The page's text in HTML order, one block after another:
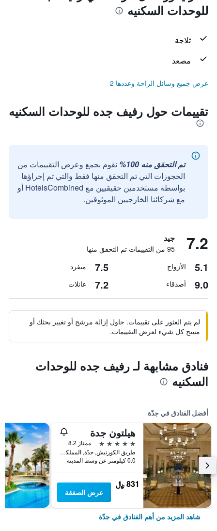
للوحدات السكنيه
ثلاجة
مصعد
عرض جميع وسائل الراحة وعددها 2
تقييمات حول رفيف جده للوحدات السكنيه
تم التحقق منه 100%
نقوم بجمع وعرض التقييمات من
الحجوزات التي تم التحقق منها فقط والتي تم إجراؤها
بواسطة مستخدمين حقيقيين مع HotelsCombined أو
مع شركائنا الخارجيين الموثوقين.
7.2 جيد
95 من التقييمات تم التحقق منها
5.1 الأزواج 7.5 منفرد
9.0 أصدقاء 7.2 عائلات
لم يتم العثور على تقييمات. حاول إزالة مرشح أو تغيير بحثك أو
مسح كل شيء لعرض التقييمات.
فنادق مشابهة لـ رفيف جده للوحدات
السكنيه
أفضل الفنادق في جدّة
هيلتون جدة
5 نجوم
ممتاز 8.2
طريق الكورنيش, جدّة, المملكة العربية السعودية
0.0 كيلومتر عن وسط المدينة
831 ﷼
عرض الصفقة
شاهد المزيد من أهم الفنادق في جدّة